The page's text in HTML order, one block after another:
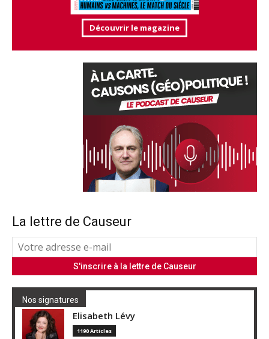
Découvrir le magazine
La lettre de Causeur
Nos signatures
Elisabeth Lévy
1190 Articles